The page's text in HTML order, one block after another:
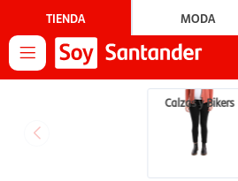
TIENDA MODA

Calzas y Bikers